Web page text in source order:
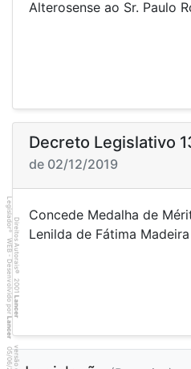
Alterosense ao Sr.
Decreto Legislativo
de 02/12/2019
Concede Medalha de
Lenilda de Fátima
Direitos Autorais
©
2001
Lancer
Legislador
®
WEB - Desenvolvido por
Lancer